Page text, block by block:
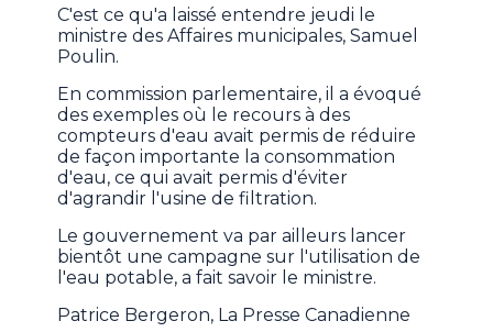
C'est ce qu'a laissé entendre jeudi le
ministre des Affaires municipales, Samuel
Poulin.
En commission parlementaire, il a évoqué
des exemples où le recours à des
compteurs d'eau avait permis de réduire
de façon importante la consommation
d'eau, ce qui avait permis d'éviter
d'agrandir l'usine de filtration.
Le gouvernement va par ailleurs lancer
bientôt une campagne sur l'utilisation de
l'eau potable, a fait savoir le ministre.
Patrice Bergeron, La Presse Canadienne